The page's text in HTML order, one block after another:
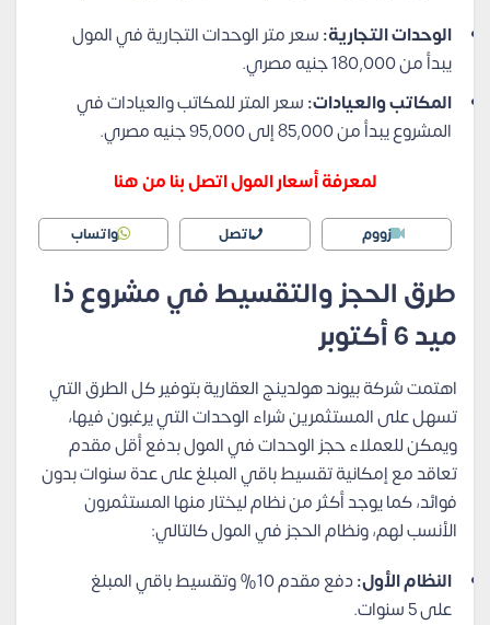
الوحدات التجارية:سعر متر الوحدات التجارية في المول
يبدأ من 180,000 جنيه مصري.
المكاتب والعيادات:سعر المتر للمكاتب والعيادات في
المشروع يبدأ من 85,000 إلى 95,000 جنيه مصري.
لمعرفة أسعار المول اتصل بنا من هنا
زووم اتصل واتساب
طرق الحجز والتقسيط في مشروع ذا
ميد 6 أكتوبر
اهتمت شركة بيوند هولدينج العقارية بتوفير كل الطرق التي
تسهل على المستثمرين شراء الوحدات التي يرغبون فيها،
ويمكن للعملاء حجز الوحدات في المول بدفع أقل مقدم
تعاقد مع إمكانية تقسيط باقي المبلغ على عدة سنوات بدون
فوائد، كما يوجد أكثر من نظام ليختار منها المستثمرون
الأنسب لهم، ونظام الحجز في المول كالتالي:
النظام الأول:
دفع مقدم 10% وتقسيط باقي المبلغ
على 5 سنوات.